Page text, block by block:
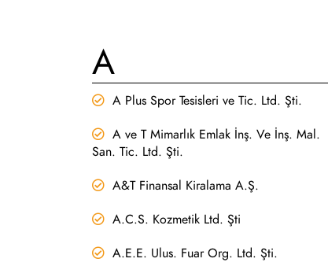
A
A Plus Spor Tesisleri ve Tic. Ltd. Şti.
A ve T Mimarlık Emlak İnş. Ve İnş. Mal.
San. Tic. Ltd. Şti.
A&T Finansal Kiralama A.Ş.
A.C.S. Kozmetik Ltd. Şti
A.E.E. Ulus. Fuar Org. Ltd. Şti.